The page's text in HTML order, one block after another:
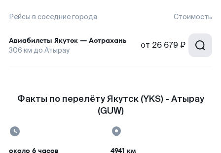
Рейсы в соседние города Стоимость
Авиабилеты Якутск — Астрахань
306 км до Атырау от 26 679 ₽
Факты по перелёту Якутск (YKS) - Атырау
(GUW)
около 6 часов 4941 км